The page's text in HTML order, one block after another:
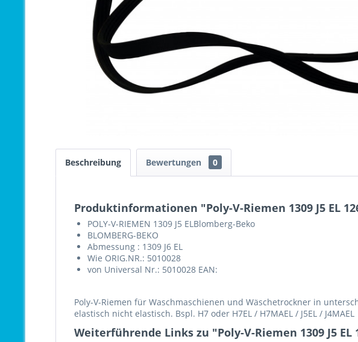
Beschreibung Bewertungen 0
Produktinformationen "Poly-V-Riemen 1309 J5 EL
POLY-V-RIEMEN 1309 J5 ELBlomberg-Beko
BLOMBERG-BEKO
Abmessung : 1309 J6 EL
Wie ORIG.NR.: 5010028
von Universal Nr.: 5010028 EAN:
Poly-V-Riemen für Waschmaschienen und Wäschetrockner in
elastisch nicht elastisch. Bspl. H7 oder H7EL / H7MAEL / J5EL / J4MAEL
Weiterführende Links zu "Poly-V-Riemen 1309 J5 EL